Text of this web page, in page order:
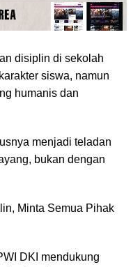
disiplin di sekolah
siswa, namun
humanis dan
menjadi teladan
bukan dengan
Minta Semua Pihak
DKI mendukung